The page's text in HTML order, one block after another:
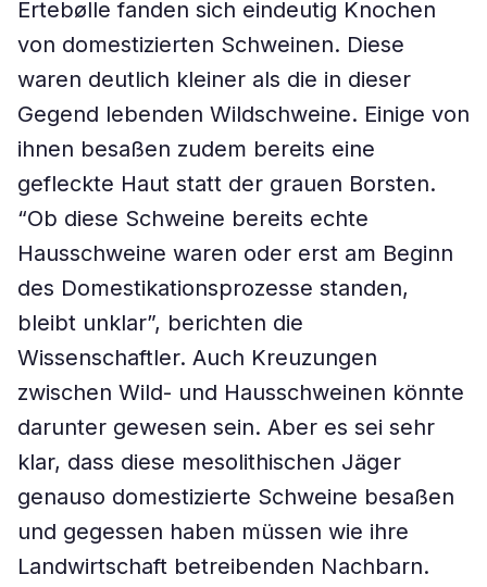
Ertebølle fanden sich eindeutig Knochen
von domestizierten Schweinen. Diese
waren deutlich kleiner als die in dieser
Gegend lebenden Wildschweine. Einige von
ihnen besaßen zudem bereits eine
gefleckte Haut statt der grauen Borsten.
“Ob diese Schweine bereits echte
Hausschweine waren oder erst am Beginn
des Domestikationsprozesse standen,
bleibt unklar”, berichten die
Wissenschaftler. Auch Kreuzungen
zwischen Wild- und Hausschweinen könnte
darunter gewesen sein. Aber es sei sehr
klar, dass diese mesolithischen Jäger
genauso domestizierte Schweine besaßen
und gegessen haben müssen wie ihre
Landwirtschaft betreibenden Nachbarn.